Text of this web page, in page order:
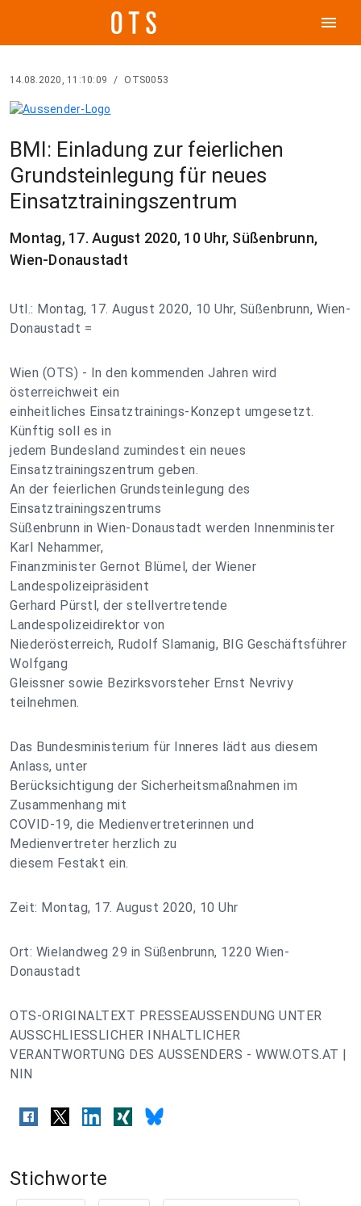
menu
14.08.2020, 11:10:09 / OTS0053
BMI: Einladung zur feierlichen
Grundsteinlegung für neues
Einsatztrainingszentrum
Montag, 17. August 2020, 10 Uhr, Süßenbrunn,
Wien-Donaustadt
Utl.: Montag, 17. August 2020, 10 Uhr, Süßenbrunn, Wien-
Donaustadt =
Wien (OTS) - In den kommenden Jahren wird
österreichweit ein
einheitliches Einsatztrainings-Konzept umgesetzt.
Künftig soll es in
jedem Bundesland zumindest ein neues
Einsatztrainingszentrum geben.
An der feierlichen Grundsteinlegung des
Einsatztrainingszentrums
Süßenbrunn in Wien-Donaustadt werden Innenminister
Karl Nehammer,
Finanzminister Gernot Blümel, der Wiener
Landespolizeipräsident
Gerhard Pürstl, der stellvertretende
Landespolizeidirektor von
Niederösterreich, Rudolf Slamanig, BIG Geschäftsführer
Wolfgang
Gleissner sowie Bezirksvorsteher Ernst Nevrivy
teilnehmen.
Das Bundesministerium für Inneres lädt aus diesem
Anlass, unter
Berücksichtigung der Sicherheitsmaßnahmen im
Zusammenhang mit
COVID-19, die Medienvertreterinnen und
Medienvertreter herzlich zu
diesem Festakt ein.
Zeit: Montag, 17. August 2020, 10 Uhr
Ort: Wielandweg 29 in Süßenbrunn, 1220 Wien-
Donaustadt
OTS-ORIGINALTEXT PRESSEAUSSENDUNG UNTER
AUSSCHLIESSLICHER INHALTLICHER
VERANTWORTUNG DES AUSSENDERS - WWW.OTS.AT |
NIN
Stichworte